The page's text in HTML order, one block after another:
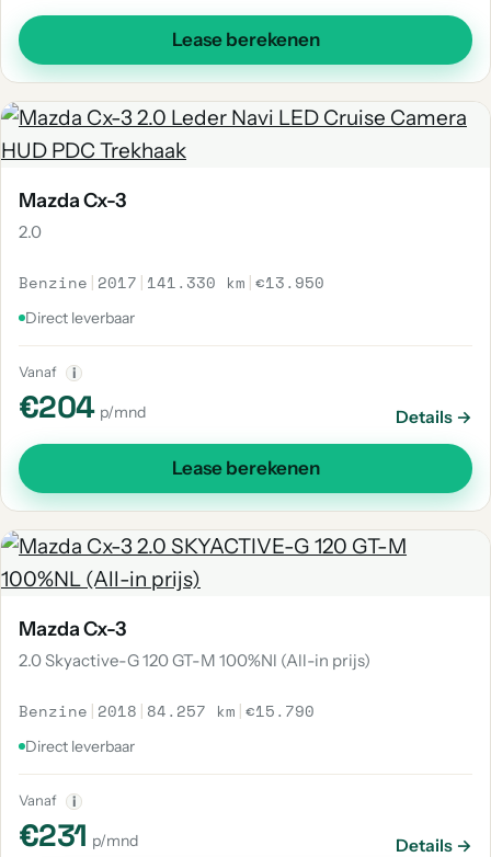
Lease berekenen
Mazda Cx-3
2.0
Benzine | 2017 | 141.330 km |€13.950
Direct leverbaar
Vanaf i
€204 p/mnd Details →
Lease berekenen
Mazda Cx-3
2.0 Skyactive-G 120 GT-M 100%Nl (All-in prijs)
Benzine | 2018 | 84.257 km |€15.790
Direct leverbaar
Vanaf i
€231 p/mnd Details →